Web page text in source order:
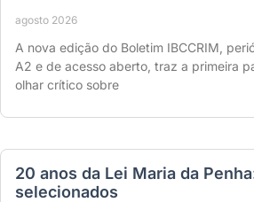
agosto 2026
A nova edição do Boletim IBCCRIM,
A2 e de acesso aberto, traz a primeira
olhar crítico sobre
20 anos da Lei Maria da
selecionados